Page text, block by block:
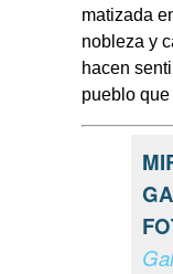
matizada
nobleza y
hacen
pueblo que